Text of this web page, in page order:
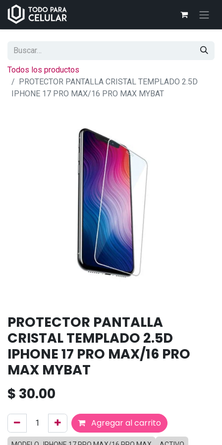
Todos los productos
PROTECTOR PANTALLA CRISTAL TEMPLADO 2.5D
IPHONE 17 PRO MAX/16 PRO MAX MYBAT
PROTECTOR PANTALLA
CRISTAL TEMPLADO 2.5D
IPHONE 17 PRO MAX/16 PRO
MAX MYBAT
$ 30.00
Agregar al carrito